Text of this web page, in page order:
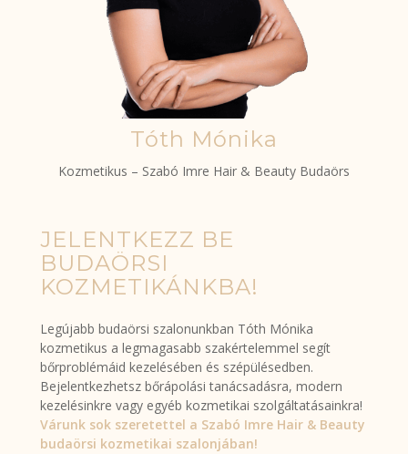
Tóth Mónika
Kozmetikus – Szabó Imre Hair & Beauty Budaörs
JELENTKEZZ BE
BUDAÖRSI
KOZMETIKÁNKBA!
Legújabb budaörsi szalonunkban Tóth Mónika
kozmetikus a legmagasabb szakértelemmel segít
bőrproblémáid kezelésében és szépülésedben.
Bejelentkezhetsz bőrápolási tanácsadásra, modern
kezelésinkre vagy egyéb kozmetikai szolgáltatásainkra!
Várunk sok szeretettel a Szabó Imre Hair & Beauty
budaörsi kozmetikai szalonjában!